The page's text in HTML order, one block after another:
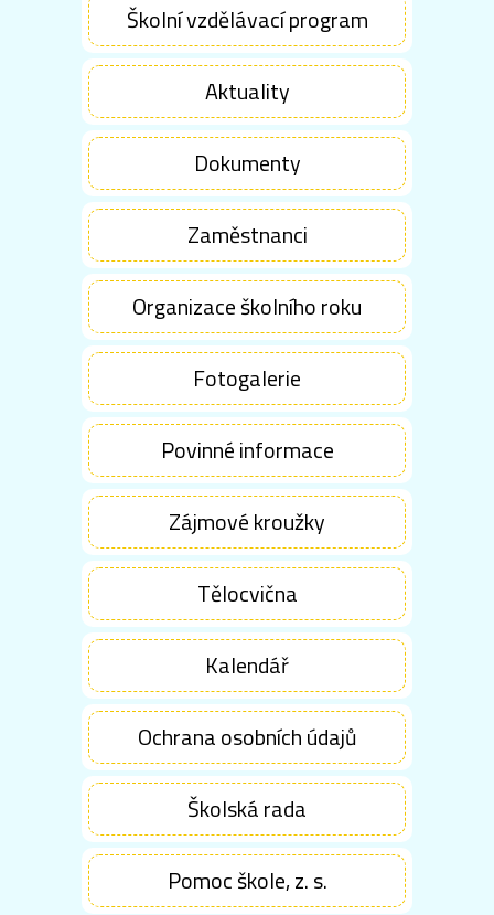
Školní vzdělávací program
Aktuality
Dokumenty
Zaměstnanci
Organizace školního roku
Fotogalerie
Povinné informace
Zájmové kroužky
Tělocvična
Kalendář
Ochrana osobních údajů
Školská rada
Pomoc škole, z. s.